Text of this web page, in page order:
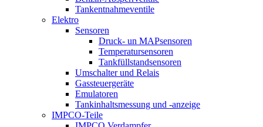
Tankentnahmeventile
Elektro
Sensoren
Druck- un MAPsensoren
Temperatursensoren
Tankfüllstandsensoren
Umschalter und Relais
Gassteuergeräte
Emulatoren
Tankinhaltsmessung und -anzeige
IMPCO-Teile